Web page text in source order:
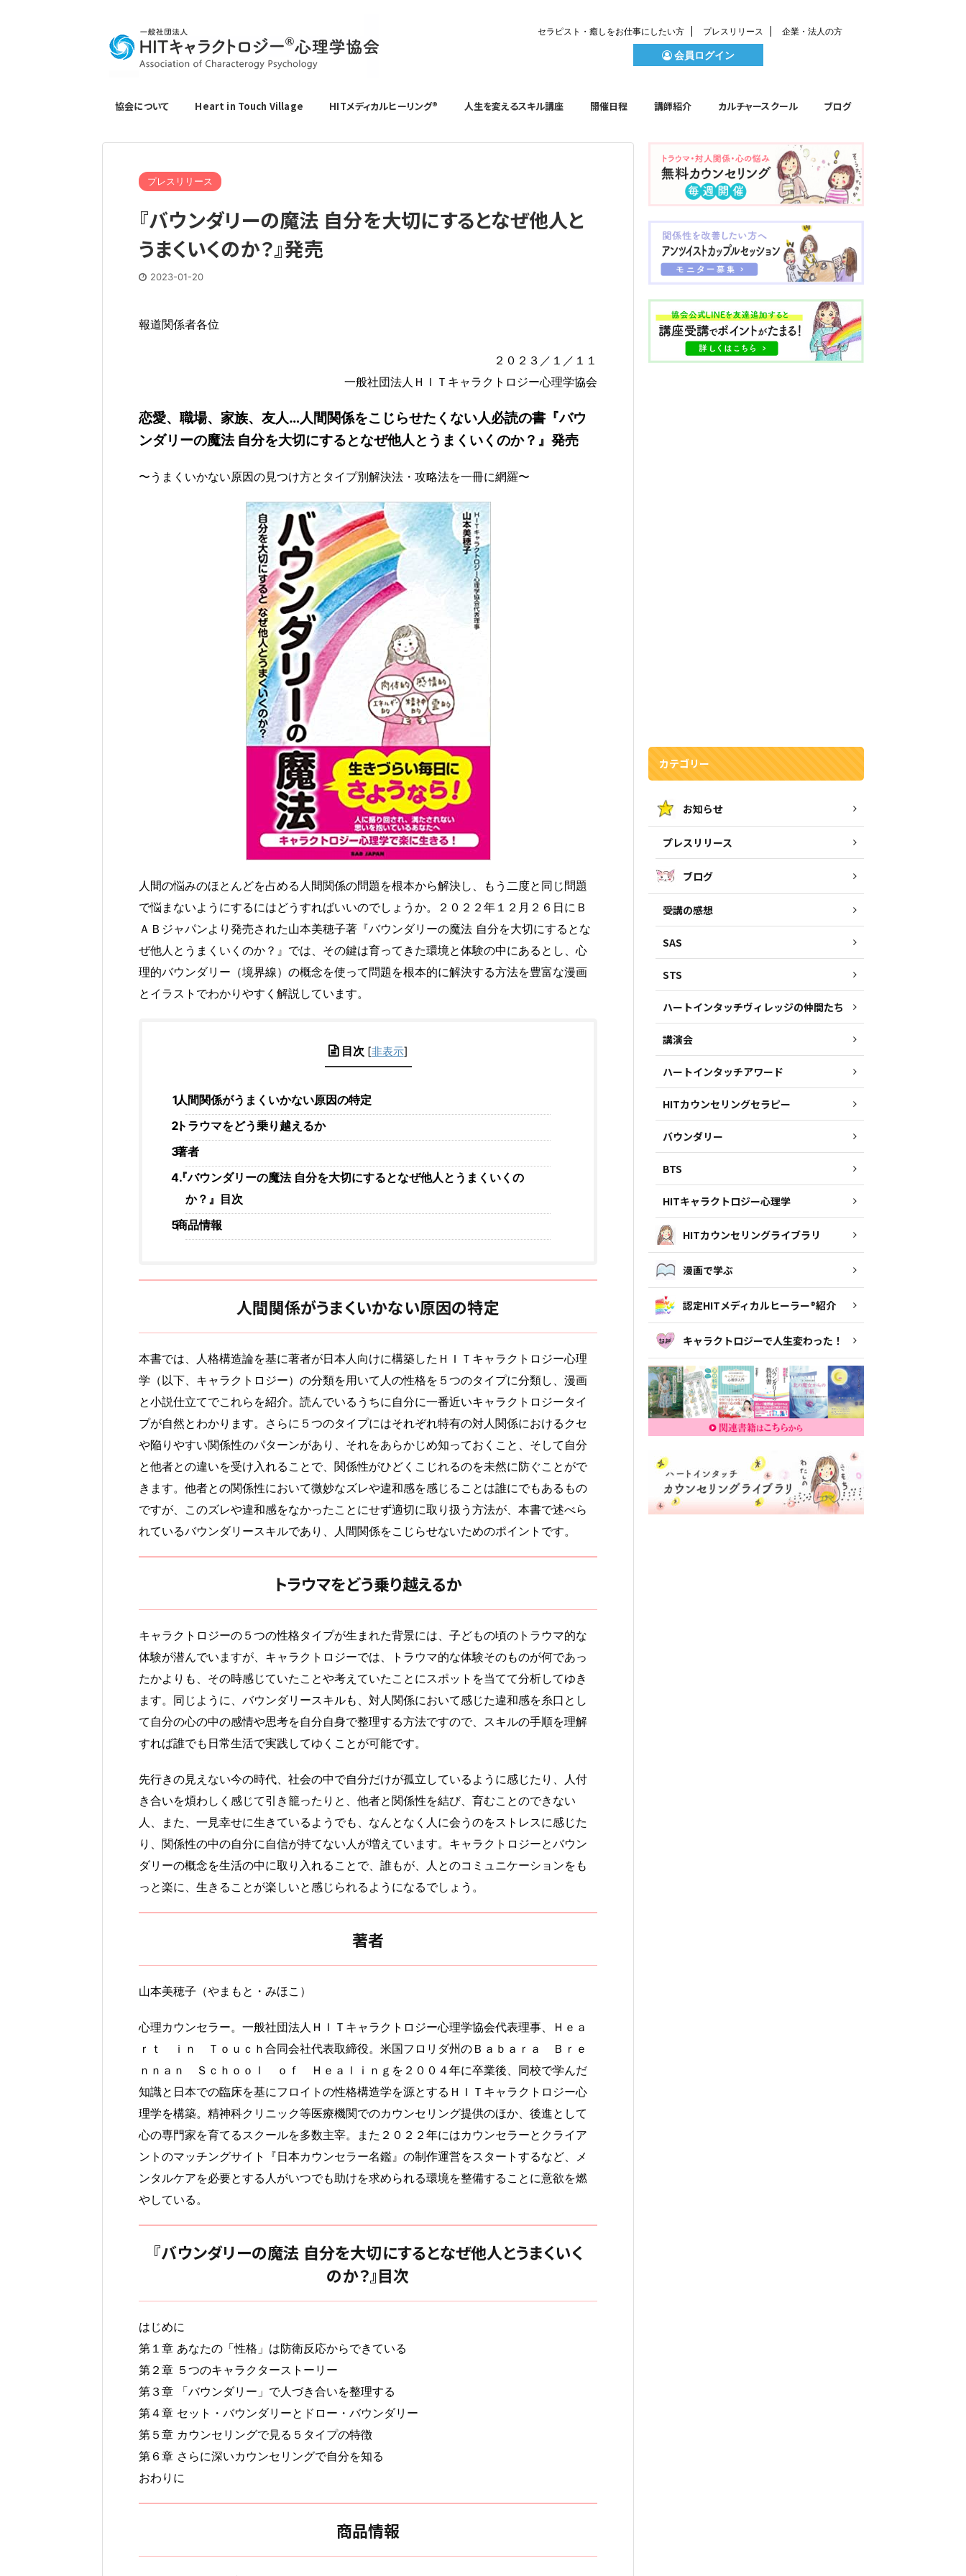
セラピスト・癒しをお仕事にしたい方 プレスリリース 企業・法人の方
会員ログイン
協会について Heart in Touch Village HITメディカルヒーリング®️ 人生を変えるスキル講座 開催日程 講師紹介 カルチャースクール ブログ
プレスリリース
『バウンダリーの魔法 自分を大切にするとなぜ他人と
うまくいくのか？』発売
2023-01-20
報道関係者各位
２０２３／１／１１
一般社団法人ＨＩＴキャラクトロジー心理学協会
恋愛、職場、家族、友人…人間関係をこじらせたくない人必読の書『バウ
ンダリーの魔法 自分を大切にするとなぜ他人とうまくいくのか？』発売
〜うまくいかない原因の見つけ方とタイプ別解決法・攻略法を一冊に網羅〜
人間の悩みのほとんどを占める人間関係の問題を根本から解決し、もう二度と同じ問題
で悩まないようにするにはどうすればいいのでしょうか。２０２２年１２月２６日にＢ
ＡＢジャパンより発売された山本美穂子著『バウンダリーの魔法 自分を大切にするとな
ぜ他人とうまくいくのか？』では、その鍵は育ってきた環境と体験の中にあるとし、心
理的バウンダリー（境界線）の概念を使って問題を根本的に解決する方法を豊富な漫画
とイラストでわかりやすく解説しています。
目次 [非表示]
人間関係がうまくいかない原因の特定
トラウマをどう乗り越えるか
著者
『バウンダリーの魔法 自分を大切にするとなぜ他人とうまくいくの
か？』目次
商品情報
人間関係がうまくいかない原因の特定
本書では、人格構造論を基に著者が日本人向けに構築したＨＩＴキャラクトロジー心理
学（以下、キャラクトロジー）の分類を用いて人の性格を５つのタイプに分類し、漫画
と小説仕立てでこれらを紹介。読んでいるうちに自分に一番近いキャラクトロジータイ
プが自然とわかります。さらに５つのタイプにはそれぞれ特有の対人関係におけるクセ
や陥りやすい関係性のパターンがあり、それをあらかじめ知っておくこと、そして自分
と他者との違いを受け入れることで、関係性がひどくこじれるのを未然に防ぐことがで
きます。他者との関係性において微妙なズレや違和感を感じることは誰にでもあるもの
ですが、このズレや違和感をなかったことにせず適切に取り扱う方法が、本書で述べら
れているバウンダリースキルであり、人間関係をこじらせないためのポイントです。
トラウマをどう乗り越えるか
キャラクトロジーの５つの性格タイプが生まれた背景には、子どもの頃のトラウマ的な
体験が潜んでいますが、キャラクトロジーでは、トラウマ的な体験そのものが何であっ
たかよりも、その時感じていたことや考えていたことにスポットを当てて分析してゆき
ます。同じように、バウンダリースキルも、対人関係において感じた違和感を糸口とし
て自分の心の中の感情や思考を自分自身で整理する方法ですので、スキルの手順を理解
すれば誰でも日常生活で実践してゆくことが可能です。
先行きの見えない今の時代、社会の中で自分だけが孤立しているように感じたり、人付
き合いを煩わしく感じて引き籠ったりと、他者と関係性を結び、育むことのできない
人、また、一見幸せに生きているようでも、なんとなく人に会うのをストレスに感じた
り、関係性の中の自分に自信が持てない人が増えています。キャラクトロジーとバウン
ダリーの概念を生活の中に取り入れることで、誰もが、人とのコミュニケーションをも
っと楽に、生きることが楽しいと感じられるようになるでしょう。
著者
山本美穂子（やまもと・みほこ）
心理カウンセラー。一般社団法人ＨＩＴキャラクトロジー心理学協会代表理事、Ｈｅａ
ｒｔ ｉｎ Ｔｏｕｃｈ合同会社代表取締役。米国フロリダ州のＢａｂａｒａ Ｂｒｅ
ｎｎａｎ Ｓｃｈｏｏｌ ｏｆ Ｈｅａｌｉｎｇを２００４年に卒業後、同校で学んだ
知識と日本での臨床を基にフロイトの性格構造学を源とするＨＩＴキャラクトロジー心
理学を構築。精神科クリニック等医療機関でのカウンセリング提供のほか、後進として
心の専門家を育てるスクールを多数主宰。また２０２２年にはカウンセラーとクライア
ントのマッチングサイト『日本カウンセラー名鑑』の制作運営をスタートするなど、メ
ンタルケアを必要とする人がいつでも助けを求められる環境を整備することに意欲を燃
やしている。
『バウンダリーの魔法 自分を大切にするとなぜ他人とうまくいく
のか？』目次
はじめに
第１章 あなたの「性格」は防衛反応からできている
第２章 ５つのキャラクターストーリー
第３章 「バウンダリー」で人づき合いを整理する
第４章 セット・バウンダリーとドロー・バウンダリー
第５章 カウンセリングで見る５タイプの特徴
第６章 さらに深いカウンセリングで自分を知る
おわりに
商品情報
カテゴリー
お知らせ
プレスリリース
ブログ
受講の感想
SAS
STS
ハートインタッチヴィレッジの仲間たち
講演会
ハートインタッチアワード
HITカウンセリングセラピー
バウンダリー
BTS
HITキャラクトロジー心理学
HITカウンセリングライブラリ
漫画で学ぶ
認定HITメディカルヒーラー®紹介
キャラクトロジーで人生変わった！